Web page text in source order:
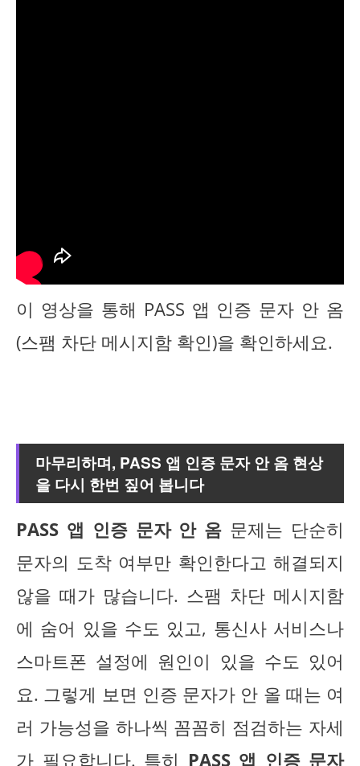
이 영상을 통해 PASS 앱 인증 문자 안 옴
(스팸 차단 메시지함 확인)을 확인하세요.
마무리하며, PASS 앱 인증 문자 안 옴 현상
을 다시 한번 짚어 봅니다
PASS 앱 인증 문자 안 옴 문제는 단순히
문자의 도착 여부만 확인한다고 해결되지
않을 때가 많습니다. 스팸 차단 메시지함
에 숨어 있을 수도 있고, 통신사 서비스나
스마트폰 설정에 원인이 있을 수도 있어
요. 그렇게 보면 인증 문자가 안 올 때는 여
러 가능성을 하나씩 꼼꼼히 점검하는 자세
가 필요합니다. 특히 PASS 앱 인증 문자